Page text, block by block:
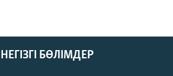
НЕГІЗГІ БӨЛІМДЕР